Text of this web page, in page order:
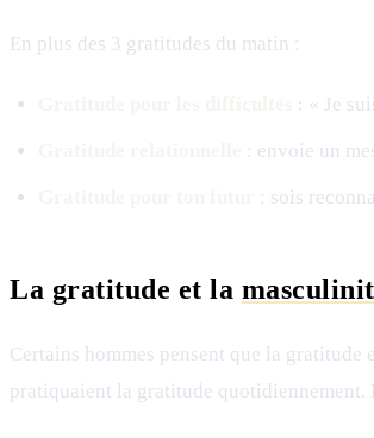
En plus des 3 gratitudes du matin :
: « Je
: envoie un
: sois
La gratitude et la
Certains hommes pensent que la
pratiquaient la gratitude quotidiennement.